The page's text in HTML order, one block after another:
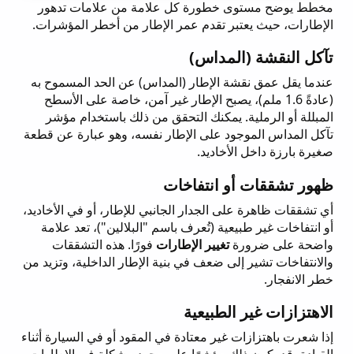
مخطط يوضح مستوى خطورة كل علامة من علامات تدهور
الإطارات، حيث يعتبر تقدم عمر الإطار من أخطر المؤشرات.
تآكل النقشة (المداس)
عندما يقل عمق نقشة الإطار (المداس) عن الحد المسموح به
(عادةً 1.6 ملم)، يصبح الإطار غير آمن، خاصة على الأسطح
المبللة أو الرملية. يمكنك التحقق من ذلك باستخدام مؤشر
تآكل المداس الموجود على الإطار نفسه، وهو عبارة عن قطعة
صغيرة بارزة داخل الأخاديد.
ظهور تشققات أو انتفاخات
أي تشققات ظاهرة على الجدار الجانبي للإطار، أو في الأخاديد،
أو انتفاخات غير طبيعية (تُعرف باسم "البلالين")، تعد علامة
واضحة على ضرورةتغيير الإطارات فورًا. هذه التشققات
والانتفاخات تشير إلى ضعف في بنية الإطار الداخلية، وتزيد من
خطر الانفجار.
الاهتزازات غير الطبيعية
إذا شعرت باهتزازات غير معتادة في المقود أو في السيارة أثناء